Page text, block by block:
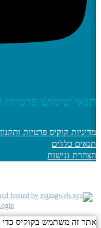
תנאי שימוש פרטיות
מדיניות קוקיס פרטיות ותקנון
תנאים כללים
הצהרת נגישות
אתר זה משתמש בקוקיס כדי